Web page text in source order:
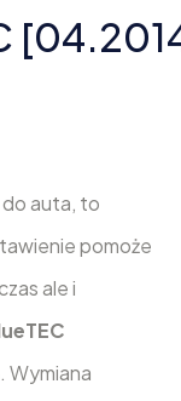
do auta, to
pomoże
ale i
Wymiana